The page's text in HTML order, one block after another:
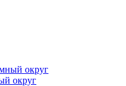
округ
округ